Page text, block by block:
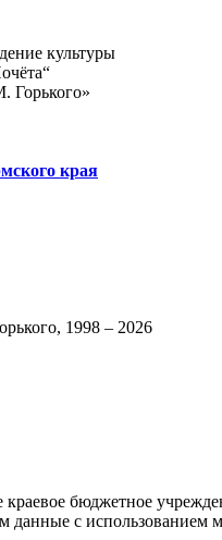
культуры
Горького»
края
1998 – 2026
бюджетное
данные с использованием